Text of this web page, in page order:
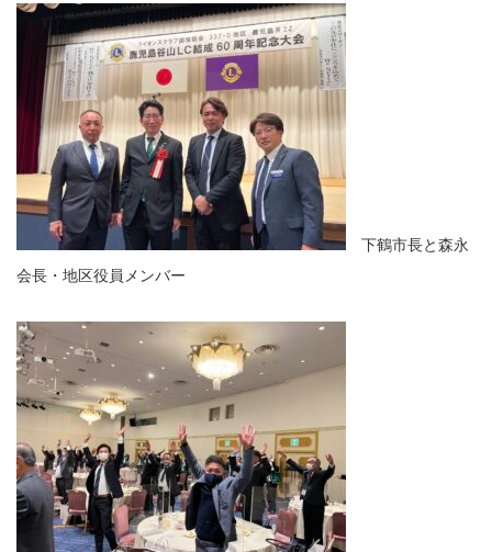
下鶴市長と森永
会長・地区役員メンバー